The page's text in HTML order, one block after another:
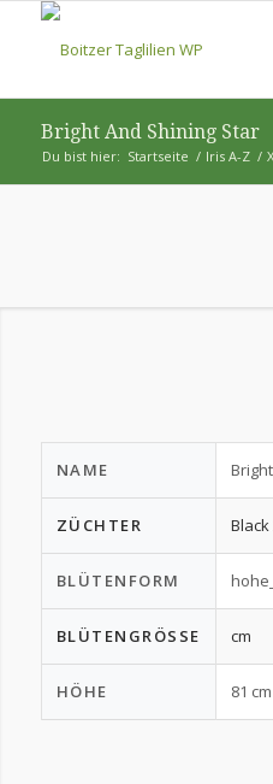
Bright And Shining Star
Du bist hier: Startseite / Iris A-Z /
NAME
ZÜCHTER Black
BLÜTENFORM
BLÜTENGRÖSSE cm
HÖHE 81 cm